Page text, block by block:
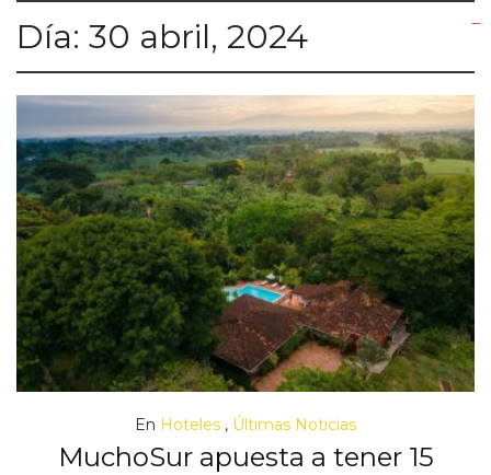
Día: 30 abril, 2024
En Hoteles , Últimas Noticias
MuchoSur apuesta a tener 15